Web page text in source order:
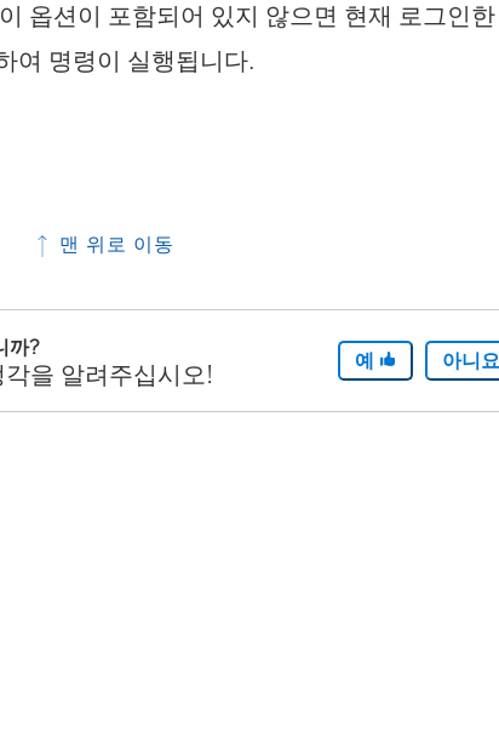
옵션이 포함되어 있지 않으면 현재 로그인한
여 명령이 실행됩니다.
맨 위로 이동
까?
을 알려주십시오! 예 아니요